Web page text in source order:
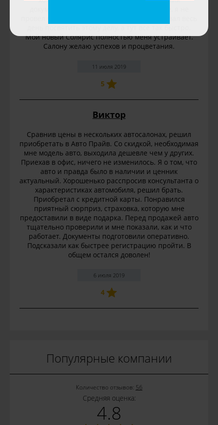
Мой новый Солярис полностью меня устраивает.
Салону желаю успехов и процветания.
11 июля 2019
5
Виктор
Сравнив цены в нескольких автосалонах, решил
приобретать в Авто Прайв. Со скидкой, необходимая
мне модель авто, выходила дешевле чем у других.
Приехав в офис, ничего не изменилось. Я о том, что
авто и правда было в наличии и ценник
актуальный. Хорошенько расспросив консультанта о
характеристиках автомобиля, решил брать.
Приобретал с кредитной карты. Понравился
приятный сюрприз, страховка, которую мне
предоставили в виде подарка. Перед продажей авто
тщательно проверили и мне показали, как и что
работает. Документы подготовили оперативно.
Подсказали как быстрее регистрацию пройти. В
общем остался доволен!
6 июля 2019
4
Популярные компании
Количество отзывов: 56
Средняя оценка:
4.8